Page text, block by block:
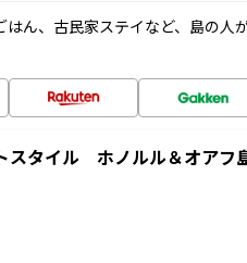
ん、古民家ステイなど、島の人
タイル ホノルル＆オアフ